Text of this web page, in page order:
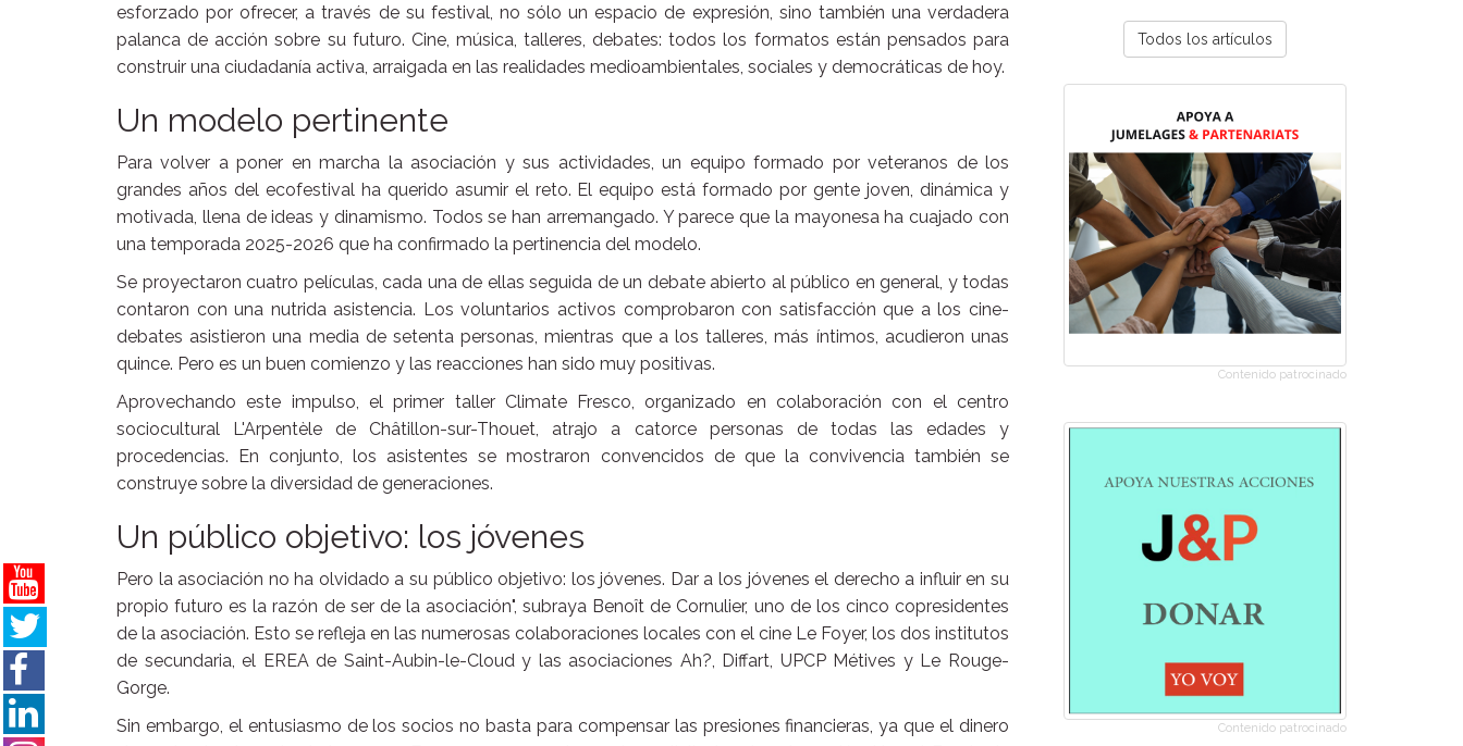
esforzado por ofrecer, a través de su festival, no sólo un espacio de expresión, sino también una verdadera
palanca de acción sobre su futuro. Cine, música, talleres, debates: todos los formatos están pensados para
construir una ciudadanía activa, arraigada en las realidades medioambientales, sociales y democráticas de hoy.
Un modelo pertinente
Para volver a poner en marcha la asociación y sus actividades, un equipo formado por veteranos de los
grandes años del ecofestival ha querido asumir el reto. El equipo está formado por gente joven, dinámica y
motivada, llena de ideas y dinamismo. Todos se han arremangado. Y parece que la mayonesa ha cuajado con
una temporada 2025-2026 que ha confirmado la pertinencia del modelo.
Se proyectaron cuatro películas, cada una de ellas seguida de un debate abierto al público en general, y todas
contaron con una nutrida asistencia. Los voluntarios activos comprobaron con satisfacción que a los cine-
debates asistieron una media de setenta personas, mientras que a los talleres, más íntimos, acudieron unas
quince. Pero es un buen comienzo y las reacciones han sido muy positivas.
Aprovechando este impulso, el primer taller Climate Fresco, organizado en colaboración con el centro
sociocultural L'Arpentèle de Châtillon-sur-Thouet, atrajo a catorce personas de todas las edades y
procedencias. En conjunto, los asistentes se mostraron convencidos de que la convivencia también se
construye sobre la diversidad de generaciones.
Un público objetivo: los jóvenes
Pero la asociación no ha olvidado a su público objetivo: los jóvenes. Dar a los jóvenes el derecho a influir en su
propio futuro es la razón de ser de la asociación", subraya Benoît de Cornulier, uno de los cinco copresidentes
de la asociación. Esto se refleja en las numerosas colaboraciones locales con el cine Le Foyer, los dos institutos
de secundaria, el EREA de Saint-Aubin-le-Cloud y las asociaciones Ah?, Diffart, UPCP Métives y Le Rouge-
Gorge.
Sin embargo, el entusiasmo de los socios no basta para compensar las presiones financieras, ya que el dinero
Todos los artículos
Contenido patrocinado
Contenido patrocinado